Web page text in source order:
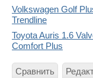
Volkswagen Golf
Trendline
Toyota Auris 1.6
Comfort Plus
Сравнить